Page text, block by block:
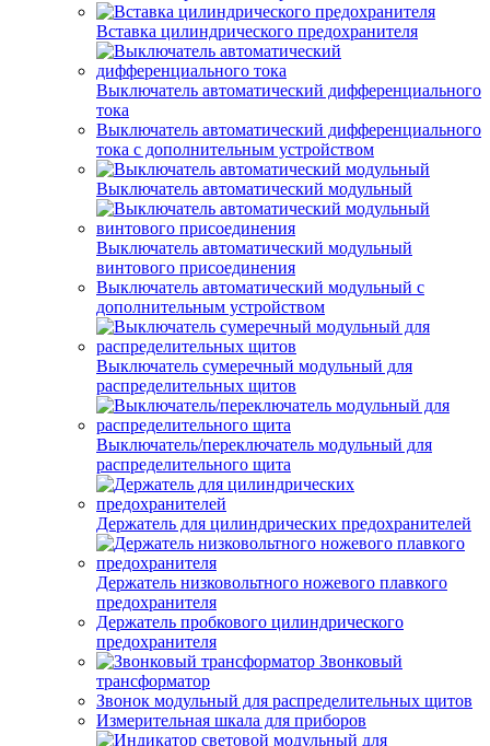
Вставка цилиндрического предохранителя
Выключатель автоматический дифференциального
тока
Выключатель автоматический дифференциального
тока с дополнительным устройством
Выключатель автоматический модульный
Выключатель автоматический модульный
винтового присоединения
Выключатель автоматический модульный с
дополнительным устройством
Выключатель сумеречный модульный для
распределительных щитов
Выключатель/переключатель модульный для
распределительного щита
Держатель для цилиндрических предохранителей
Держатель низковольтного ножевого плавкого
предохранителя
Держатель пробкового цилиндрического
предохранителя
Звонковый
трансформатор
Звонок модульный для распределительных щитов
Измерительная шкала для приборов